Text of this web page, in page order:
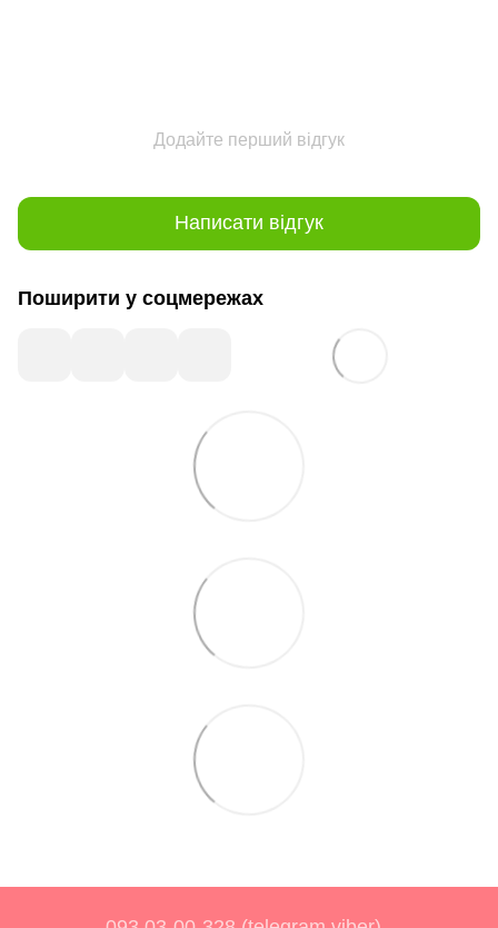
Додайте перший відгук
Написати відгук
Поширити у соцмережах